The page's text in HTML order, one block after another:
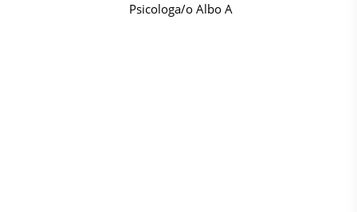
Psicologa/o Albo A